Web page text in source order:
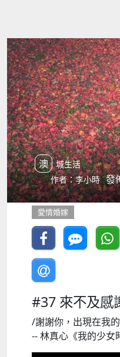
澳城生活
作者：李小時 發
愛情婚嫁
#37 來不及感
/謝謝你，出現在我
-- 林真心《我的少女